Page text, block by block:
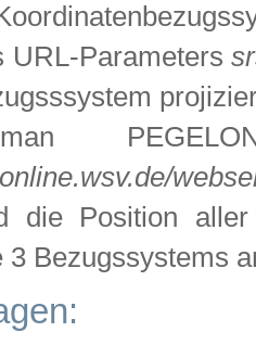
URL-Parameters
die Position
3 Bezugssystems